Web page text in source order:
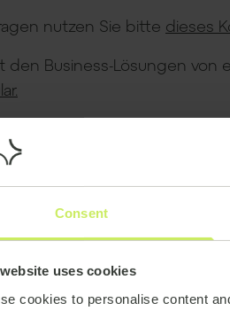
Consent
uses cookies
cookies to personalise content
nutzen Sie bitte dieses
den Business-Lösungen von